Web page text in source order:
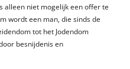
alleen niet mogelijk een offer te
wordt een man, die sinds de
tot het Jodendom
besnijdenis en